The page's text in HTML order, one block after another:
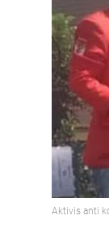
Aktivis anti